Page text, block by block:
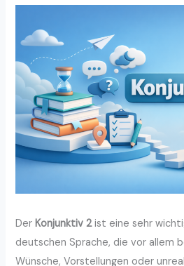
DerKonjunktiv 2ist eine sehr
deutschen Sprache, die vor allem
Wünsche, Vorstellungen oder